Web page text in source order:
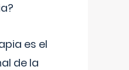
es el
de la